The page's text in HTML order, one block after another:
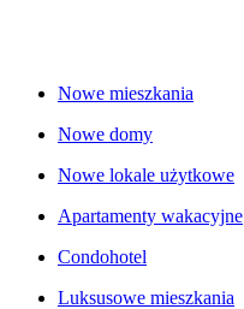
Nowe mieszkania
Nowe domy
Nowe lokale użytkowe
Apartamenty wakacyjne
Condohotel
Luksusowe mieszkania